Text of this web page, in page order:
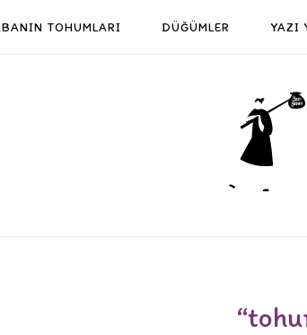
TOHUMLARI DÜĞÜMLER YAZI
Home